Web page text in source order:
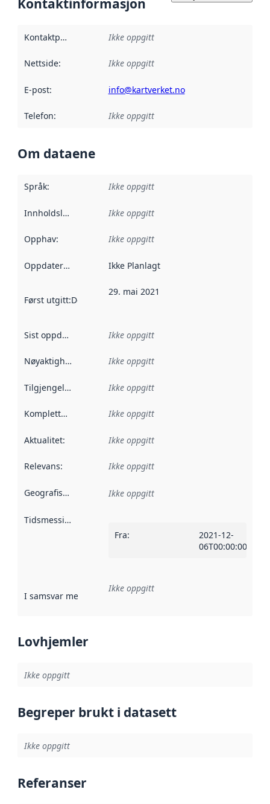
Kontaktinformasjon
Kontaktpunkt Ikke oppgitt
Nettside: Ikke oppgitt
E-post: info@kartverket.no
Telefon: Ikke oppgitt
Om dataene
Språk: Ikke oppgitt
Innholdsleverandører :
Ikke oppgitt
Opphav: Ikke oppgitt
Oppdateringsfrekvens :
Ikke Planlagt
Først utgitt:Denne datoen sier når dataene i dette
29. mai 2021
Sist oppdatert Ikke oppgitt
Nøyaktighet Ikke oppgitt
Tilgjengelighet Ikke oppgitt
Kompletthet Ikke oppgitt
Aktualitet: Ikke oppgitt
Relevans: Ikke oppgitt
Geografisk avgrensning :
Ikke oppgitt
Tidsmessig avgrensning
Fra:
2021-12-
06T00:00:00Z
I samsvar med Referanse til en implementasjonsregel
Ikke oppgitt
Lovhjemler
Ikke oppgitt
Begreper brukt i datasett
Ikke oppgitt
Referanser